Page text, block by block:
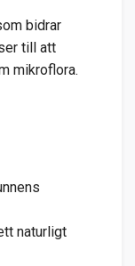
bidrar
till att
mikroflora.
naturligt